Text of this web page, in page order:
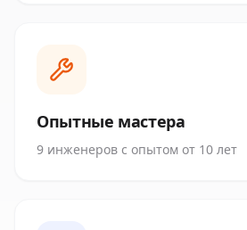
Опытные мастера
9 инженеров с опытом от 10 лет